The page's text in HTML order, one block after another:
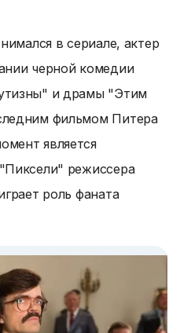
в сериале, актер
черной комедии
и драмы "Этим
фильмом Питера
является
режиссера
роль фаната